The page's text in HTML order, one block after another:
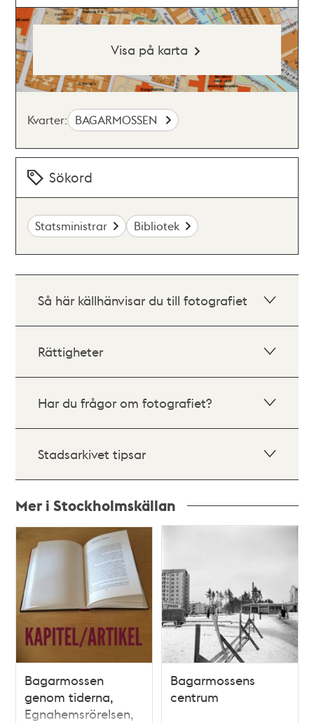
Visa på karta
Kvarter: BAGARMOSSEN
Sökord
Statsministrar Bibliotek
Så här källhänvisar du till fotografiet
Rättigheter
Har du frågor om fotografiet?
Stadsarkivet tipsar
Mer i Stockholmskällan
Relaterade
poster
och
teman
Bagarmossen
genom tiderna,
Egnahemsrörelsen,
Bagarmossens
centrum